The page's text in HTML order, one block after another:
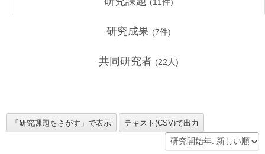
研究成果 (7件)
共同研究者 (22 人)